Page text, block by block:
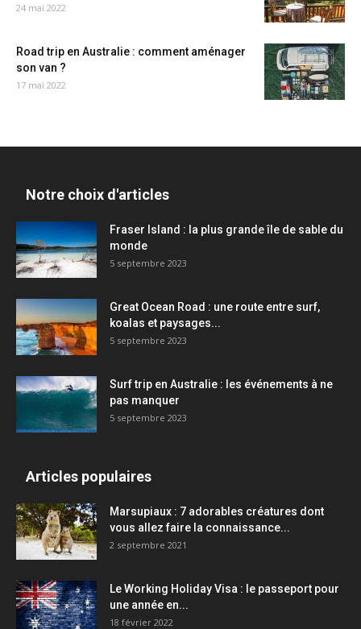
24 mai 2022
Road trip en Australie : comment aménager
son van ?
17 mai 2022
Notre choix d'articles
Fraser Island : la plus grande île de sable du
monde
5 septembre 2023
Great Ocean Road : une route entre surf,
koalas et paysages...
5 septembre 2023
Surf trip en Australie : les événements à ne
pas manquer
5 septembre 2023
Articles populaires
Marsupiaux : 7 adorables créatures dont
vous allez faire la connaissance...
2 septembre 2021
Le Working Holiday Visa : le passeport pour
une année en...
18 février 2022